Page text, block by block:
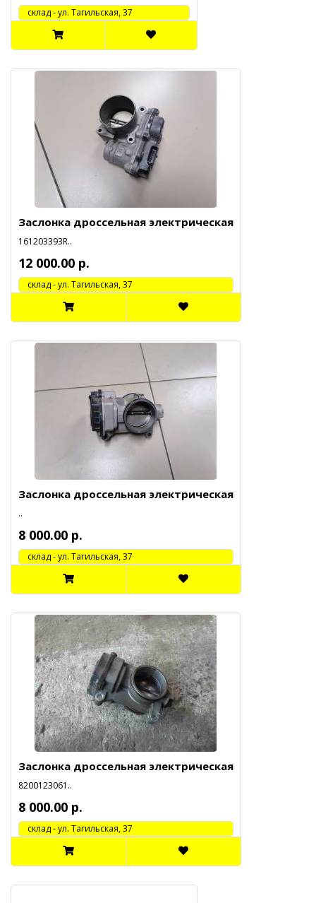
cклад - ул. Тагильская, 37
Заслонка дроссельная электрическая
161203393R..
12 000.00 р.
cклад - ул. Тагильская, 37
Заслонка дроссельная электрическая
..
8 000.00 р.
cклад - ул. Тагильская, 37
Заслонка дроссельная электрическая
8200123061..
8 000.00 р.
cклад - ул. Тагильская, 37